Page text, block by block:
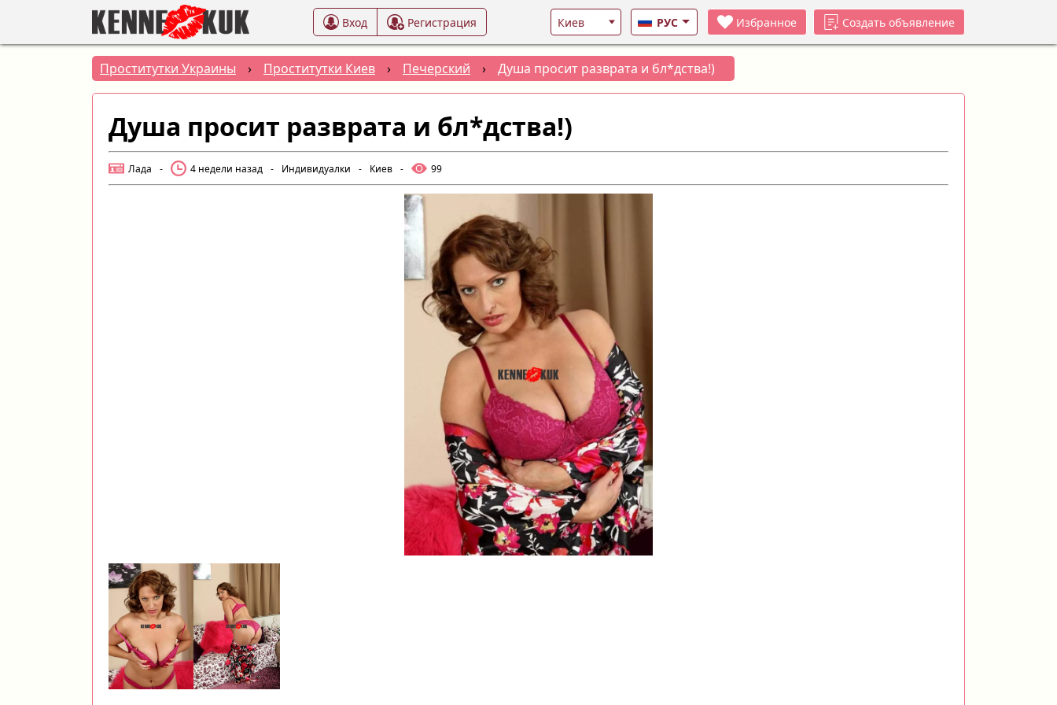
Вход Регистрация РУС Избранное Создать объявление
Проститутки Украины › Проститутки Киев › Печерский › Душа просит разврата и бл*дства!)
Душа просит разврата и бл*дства!)
Лада - 4 недели назад - Индивидуалки - Киев - 99